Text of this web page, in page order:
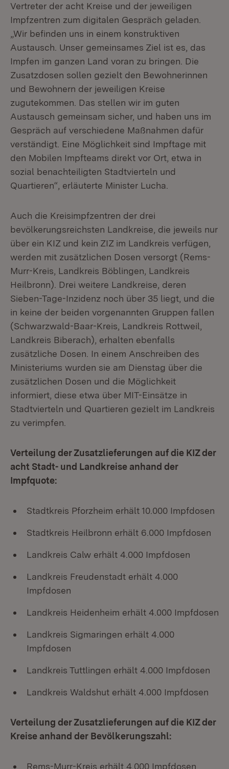
Vertreter der acht Kreise und der jeweiligen
Impfzentren zum digitalen Gespräch geladen.
„Wir befinden uns in einem konstruktiven
Austausch. Unser gemeinsames Ziel ist es, das
Impfen im ganzen Land voran zu bringen. Die
Zusatzdosen sollen gezielt den Bewohnerinnen
und Bewohnern der jeweiligen Kreise
zugutekommen. Das stellen wir im guten
Austausch gemeinsam sicher, und haben uns im
Gespräch auf verschiedene Maßnahmen dafür
verständigt. Eine Möglichkeit sind Impftage mit
den Mobilen Impfteams direkt vor Ort, etwa in
sozial benachteiligten Stadtvierteln und
Quartieren“, erläuterte Minister Lucha.
Auch die Kreisimpfzentren der drei
bevölkerungsreichsten Landkreise, die jeweils nur
über ein KIZ und kein ZIZ im Landkreis verfügen,
werden mit zusätzlichen Dosen versorgt (Rems-
Murr-Kreis, Landkreis Böblingen, Landkreis
Heilbronn). Drei weitere Landkreise, deren
Sieben-Tage-Inzidenz noch über 35 liegt, und die
in keine der beiden vorgenannten Gruppen fallen
(Schwarzwald-Baar-Kreis, Landkreis Rottweil,
Landkreis Biberach), erhalten ebenfalls
zusätzliche Dosen. In einem Anschreiben des
Ministeriums wurden sie am Dienstag über die
zusätzlichen Dosen und die Möglichkeit
informiert, diese etwa über MIT-Einsätze in
Stadtvierteln und Quartieren gezielt im Landkreis
zu verimpfen.
Verteilung der Zusatzlieferungen auf die KIZ der
acht Stadt- und Landkreise anhand der
Impfquote:
Stadtkreis Pforzheim erhält 10.000 Impfdosen
Stadtkreis Heilbronn erhält 6.000 Impfdosen
Landkreis Calw erhält 4.000 Impfdosen
Landkreis Freudenstadt erhält 4.000
Impfdosen
Landkreis Heidenheim erhält 4.000 Impfdosen
Landkreis Sigmaringen erhält 4.000
Impfdosen
Landkreis Tuttlingen erhält 4.000 Impfdosen
Landkreis Waldshut erhält 4.000 Impfdosen
Verteilung der Zusatzlieferungen auf die KIZ der
Kreise anhand der Bevölkerungszahl:
Rems-Murr-Kreis erhält 4.000 Impfdosen